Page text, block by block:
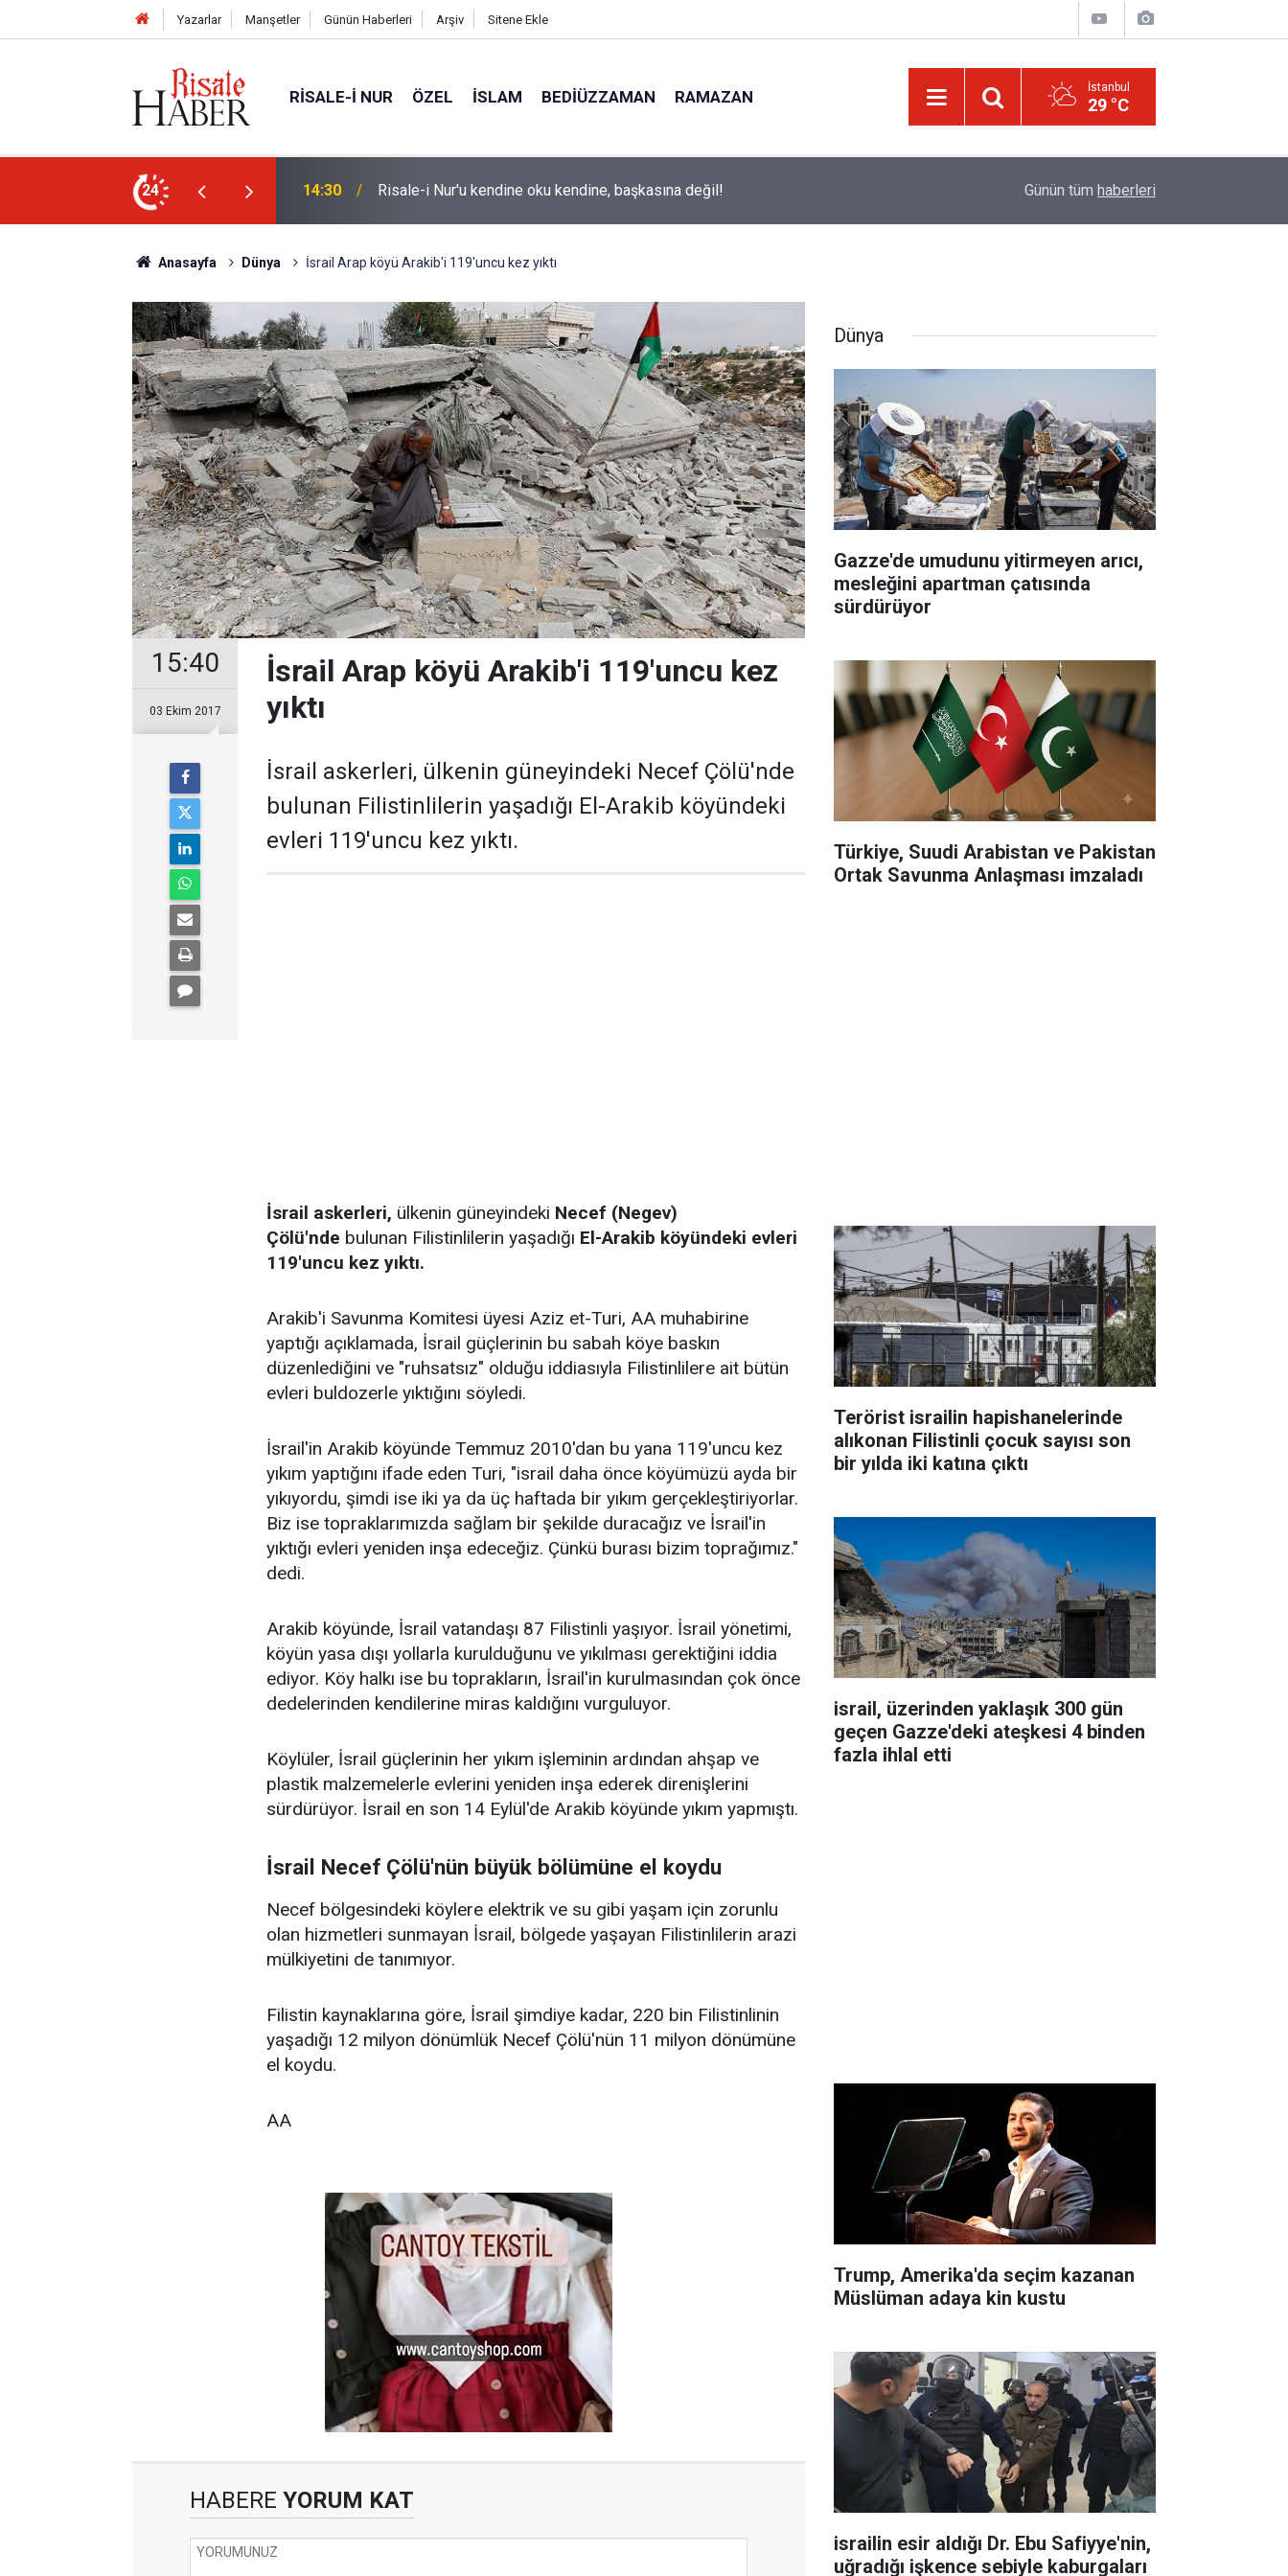
Yazarlar Manşetler Günün Haberleri Arşiv Sitene Ekle
RISALE-I NUR ÖZEL İSLAM BEDIÜZZAMAN RAMAZAN İstanbul
29 °C
24 14:00
atabilir' uyarısı
Türkiye-Suudi Arabistan-Pakistan Anlaşması
Günün tüm haberleri
Anasayfa Dünya İsrail Arap köyü Arakib'i 119'uncu kez yıktı
15:40
03 Ekim 2017
İsrail Arap köyü Arakib'i 119'uncu kez
yıktı
İsrail askerleri, ülkenin güneyindeki Necef Çölü'nde
bulunan Filistinlilerin yaşadığı El-Arakib köyündeki
evleri 119'uncu kez yıktı.
İsrail askerleri, ülkenin güneyindeki Necef (Negev)
Çölü'nde bulunan Filistinlilerin yaşadığı El-Arakib köyündeki evleri
119'uncu kez yıktı.
Arakib'i Savunma Komitesi üyesi Aziz et-Turi, AA muhabirine
yaptığı açıklamada, İsrail güçlerinin bu sabah köye baskın
düzenlediğini ve "ruhsatsız" olduğu iddiasıyla Filistinlilere ait bütün
evleri buldozerle yıktığını söyledi.
İsrail'in Arakib köyünde Temmuz 2010'dan bu yana 119'uncu kez
yıkım yaptığını ifade eden Turi, "israil daha önce köyümüzü ayda bir
yıkıyordu, şimdi ise iki ya da üç haftada bir yıkım gerçekleştiriyorlar.
Biz ise topraklarımızda sağlam bir şekilde duracağız ve İsrail'in
yıktığı evleri yeniden inşa edeceğiz. Çünkü burası bizim toprağımız."
dedi.
Arakib köyünde, İsrail vatandaşı 87 Filistinli yaşıyor. İsrail yönetimi,
köyün yasa dışı yollarla kurulduğunu ve yıkılması gerektiğini iddia
ediyor. Köy halkı ise bu toprakların, İsrail'in kurulmasından çok önce
dedelerinden kendilerine miras kaldığını vurguluyor.
Köylüler, İsrail güçlerinin her yıkım işleminin ardından ahşap ve
plastik malzemelerle evlerini yeniden inşa ederek direnişlerini
sürdürüyor. İsrail en son 14 Eylül'de Arakib köyünde yıkım yapmıştı.
İsrail Necef Çölü'nün büyük bölümüne el koydu
Necef bölgesindeki köylere elektrik ve su gibi yaşam için zorunlu
olan hizmetleri sunmayan İsrail, bölgede yaşayan Filistinlilerin arazi
mülkiyetini de tanımıyor.
Filistin kaynaklarına göre, İsrail şimdiye kadar, 220 bin Filistinlinin
yaşadığı 12 milyon dönümlük Necef Çölü'nün 11 milyon dönümüne
el koydu.
AA
HABERE YORUM KAT
Dünya
Gazze'de umudunu yitirmeyen arıcı,
mesleğini apartman çatısında
sürdürüyor
Türkiye, Suudi Arabistan ve Pakistan
Ortak Savunma Anlaşması imzaladı
Terörist israilin hapishanelerinde
alıkonan Filistinli çocuk sayısı son
bir yılda iki katına çıktı
israil, üzerinden yaklaşık 300 gün
geçen Gazze'deki ateşkesi 4 binden
fazla ihlal etti
Trump, Amerika'da seçim kazanan
Müslüman adaya kin kustu
israilin esir aldığı Dr. Ebu Safiyye'nin,
uğradığı işkence sebiyle kaburgaları